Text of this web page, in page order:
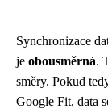
Synchronizace
je obousměrná.
směry. Pokud
Google Fit, data